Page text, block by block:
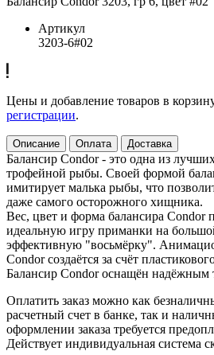
Артикул
3203-6#02
Цены и добавление товаров в
регистрации.
Описание Оплата Доставка
Балансир Condor - это одна из
трофейной рыбы. Своей формой
имитирует малька рыбы, что
даже самого осторожного хищника.
Вес, цвет и форма балансира Condor
идеальную игру приманки на
эффективную "восьмёрку".
Condor создаётся за счёт
Балансир Condor оснащён надёжным
Оплатить заказ можно как
расчетный счет в банке, так и
оформлении заказа требуется
Действует индивидуальная система